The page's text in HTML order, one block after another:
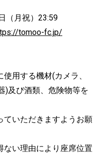
（月祝）23:59
tomoo-fc.jp/
用する機材(カメラ、
)及び酒類、危険物等を
いただきますようお願
い理由により座席位置